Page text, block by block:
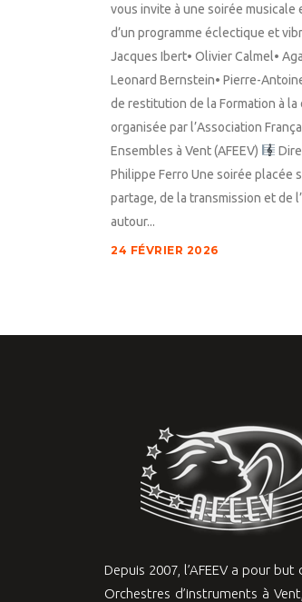
vous invite à une soirée
d’un programme éclectique et
Jacques Ibert• Olivier Calmel•
Leonard Bernstein• Pierre-
de restitution de la Formation à la
organisée par l’Association
Ensembles à Vent (AFEEV)
Philippe Ferro Une soirée placée
partage, de la transmission et de
autour...
24 FÉVRIER 2026
Depuis 2007, l’AFEEV a pour
Orchestres d’instruments à